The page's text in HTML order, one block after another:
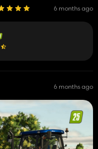
6 months ago
6 months ago